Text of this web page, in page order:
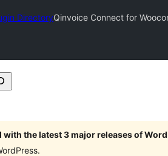
DirectoryQinvoice Connect for
with the latest 3 major releases of